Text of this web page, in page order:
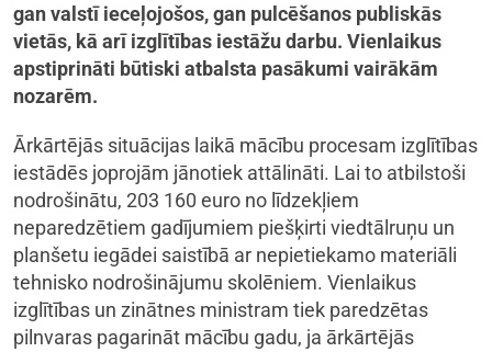
gan valstī ieceļojošos, gan pulcēšanos publiskās
vietās, kā arī izglītības iestāžu darbu. Vienlaikus
apstiprināti būtiski atbalsta pasākumi vairākām
nozarēm.
Ārkārtējās situācijas laikā mācību procesam izglītības
iestādēs joprojām jānotiek attālināti. Lai to atbilstoši
nodrošinātu, 203 160 euro no līdzekļiem
neparedzētiem gadījumiem piešķirti viedtālruņu un
planšetu iegādei saistībā ar nepietiekamo materiāli
tehnisko nodrošinājumu skolēniem. Vienlaikus
izglītības un zinātnes ministram tiek paredzētas
pilnvaras pagarināt mācību gadu, ja ārkārtējās